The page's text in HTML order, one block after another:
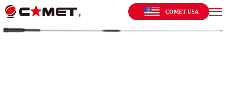
COMET USA